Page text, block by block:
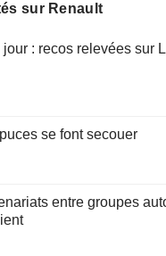
sur Renault
: recos relevées sur
se font secouer
entre groupes